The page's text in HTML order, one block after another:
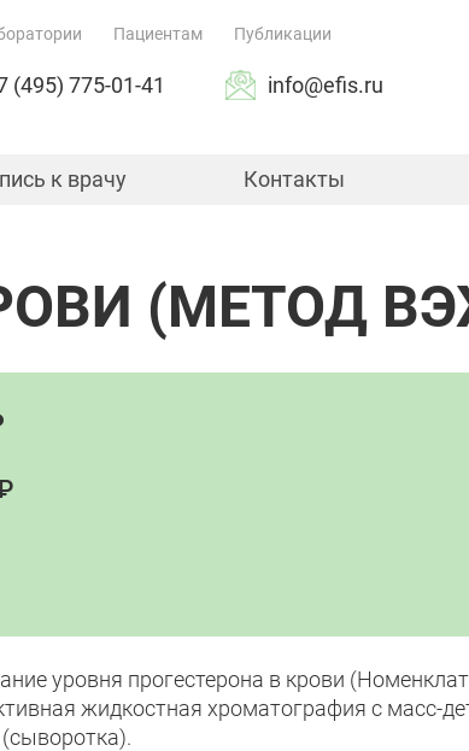
Пациентам Публикации
(495) 775-01-41 info@efis.ru
к врачу Контакты
(МЕТОД
уровня прогестерона в крови
жидкостная хроматография с масс-